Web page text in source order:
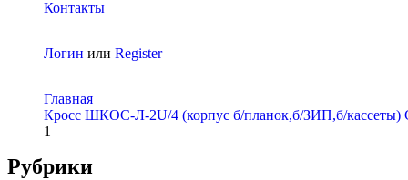
Контакты
Логин или Register
Главная
Кросс ШКОС-Л-2U/4 (корпус б/планок,б/ЗИП,б/
1
Рубрики